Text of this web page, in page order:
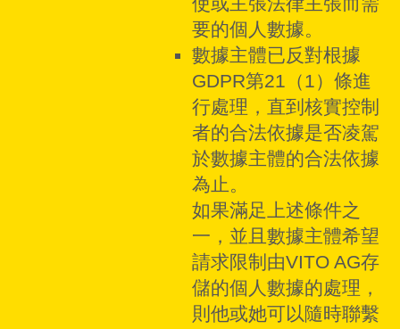
要的個人數據。
數據主體已反對根據
GDPR第21（1）條進
行處理，直到核實控制
者的合法依據是否凌駕
於數據主體的合法依據
為止。
如果滿足上述條件之
一，並且數據主體希望
請求限制由VITO AG存
儲的個人數據的處理，
則他或她可以隨時聯繫